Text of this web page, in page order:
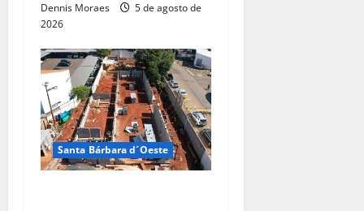
Dennis Moraes
5 de agosto de
2026
Santa Bárbara d´Oeste